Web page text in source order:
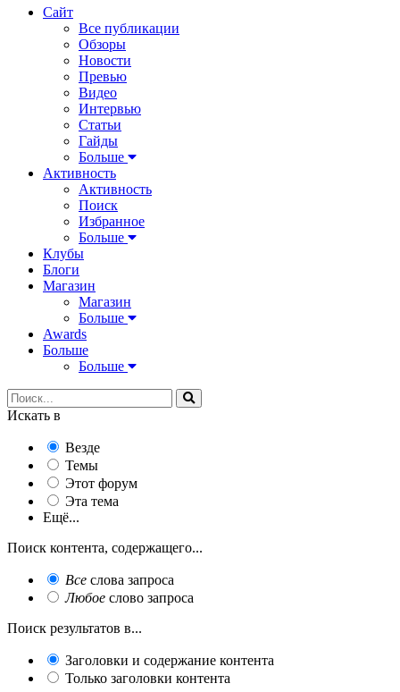
Сайт
Все публикации
Обзоры
Новости
Превью
Видео
Интервью
Статьи
Гайды
Больше
Активность
Активность
Поиск
Избранное
Больше
Клубы
Блоги
Магазин
Магазин
Больше
Awards
Больше
Больше
Искать в
Везде
Темы
Этот форум
Эта тема
Ещё...
Поиск контента, содержащего...
Все слова запроса
Любое слово запроса
Поиск результатов в...
Заголовки и содержание контента
Только заголовки контента